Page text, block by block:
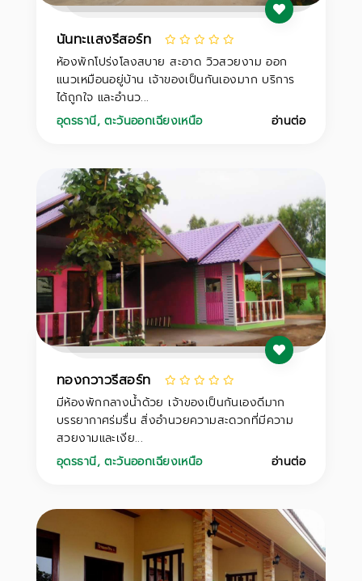
นันทะเเสงรีสอร์ท
ห้องพักโปร่งโลงสบาย สะอาด วิวสวยงาม ออก
แนวเหมือนอยู่บ้าน เจ้าของเป็นกันเองมาก บริการ
ได้ถูกใจ และอำนว...
อุดรธานี,ตะวันออกเฉียงเหนือ อ่านต่อ
ทองกวาวรีสอร์ท
มีห้องพักกลางน้ำด้วย เจ้าของเป็นกันเองดีมาก
บรรยากาศร่มรื่น สิ่งอำนวยความสะดวกที่มีความ
สวยงามและเงีย...
อุดรธานี,ตะวันออกเฉียงเหนือ อ่านต่อ